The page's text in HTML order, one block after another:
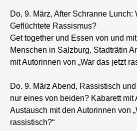
Do, 9. März, After Schranne Lunch:
Geflüchtete Rassismus?
Get together und Essen von und
Menschen in Salzburg, Stadträtin
mit Autorinnen von „War das jetzt
Do. 9. März Abend, Rassistisch
nur eines von beiden? Kabarett mit
Austausch mit den Autorinnen von
rassistisch?“